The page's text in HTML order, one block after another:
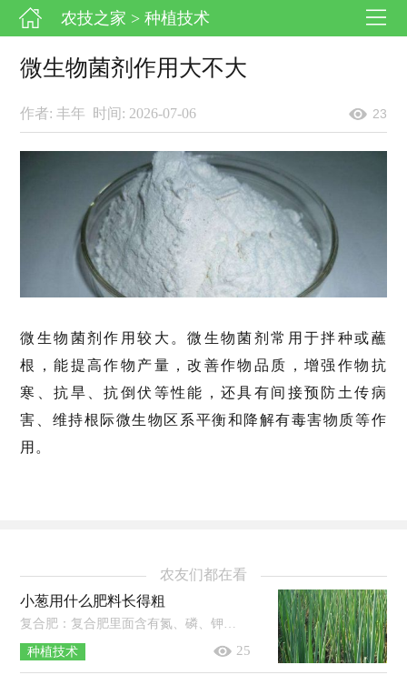
农技之家 > 种植技术
微生物菌剂作用大不大
作者: 丰年 时间: 2026-07-06 23
微生物菌剂作用较大。微生物菌剂常用于拌种或蘸
根，能提高作物产量，改善作物品质，增强作物抗
寒、抗旱、抗倒伏等性能，还具有间接预防土传病
害、维持根际微生物区系平衡和降解有毒害物质等作
用。
农友们都在看
小葱用什么肥料长得粗
复合肥：复合肥里面含有氮、磷、钾元素，使用时可以直接添加在土壤里，等到土壤吸收之后小葱就可以吸收。豆饼肥：豆饼肥使用时先将其捣碎...
种植技术 25